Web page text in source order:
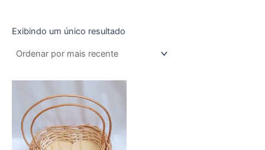
Exibindo um único resultado
de
preço:
R$22,00
através
R$24,00
produto
tem
várias
variantes.